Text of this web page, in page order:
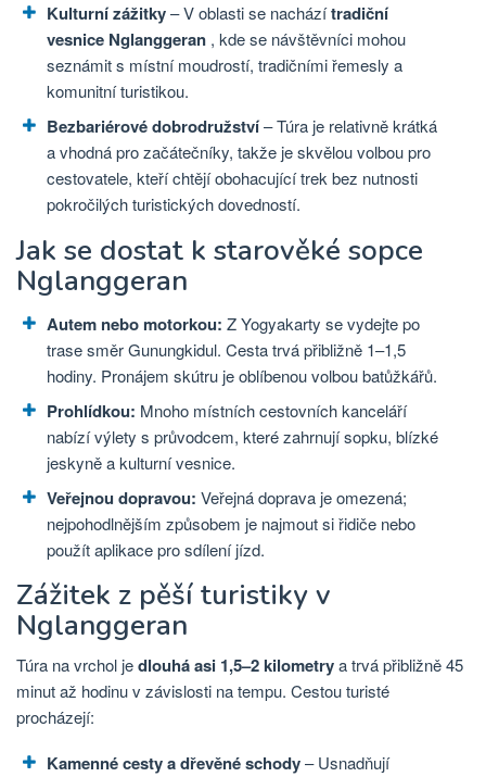
Kulturní zážitky– V oblasti se nacházítradiční
vesnice Nglanggeran , kde se návštěvníci mohou
seznámit s místní moudrostí, tradičními řemesly a
komunitní turistikou.
Bezbariérové dobrodružství– Túra je relativně krátká
a vhodná pro začátečníky, takže je skvělou volbou pro
cestovatele, kteří chtějí obohacující trek bez nutnosti
pokročilých turistických dovedností.
Jak se dostat k starověké sopce
Nglanggeran
Autem nebo motorkou: Z Yogyakarty se vydejte po
trase směr Gunungkidul. Cesta trvá přibližně 1–1,5
hodiny. Pronájem skútru je oblíbenou volbou batůžkářů.
Prohlídkou: Mnoho místních cestovních kanceláří
nabízí výlety s průvodcem, které zahrnují sopku, blízké
jeskyně a kulturní vesnice.
Veřejnou dopravou: Veřejná doprava je omezená;
nejpohodlnějším způsobem je najmout si řidiče nebo
použít aplikace pro sdílení jízd.
Zážitek z pěší turistiky v
Nglanggeran
Túra na vrchol jedlouhá asi 1,5–2 kilometrya trvá přibližně 45
minut až hodinu v závislosti na tempu. Cestou turisté
procházejí:
Kamenné cesty a dřevěné schody– Usnadňují